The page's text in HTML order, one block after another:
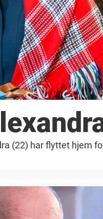
(22) har flyttet hjem